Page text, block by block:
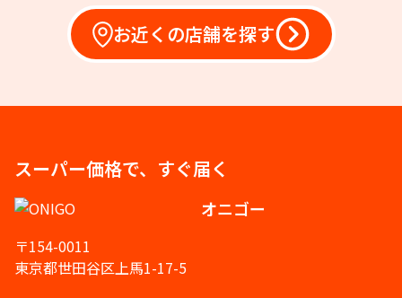
お近くの店舗を探す
スーパー価格で、すぐ届く
オニゴー
〒154-0011
東京都世田谷区上馬1-17-5